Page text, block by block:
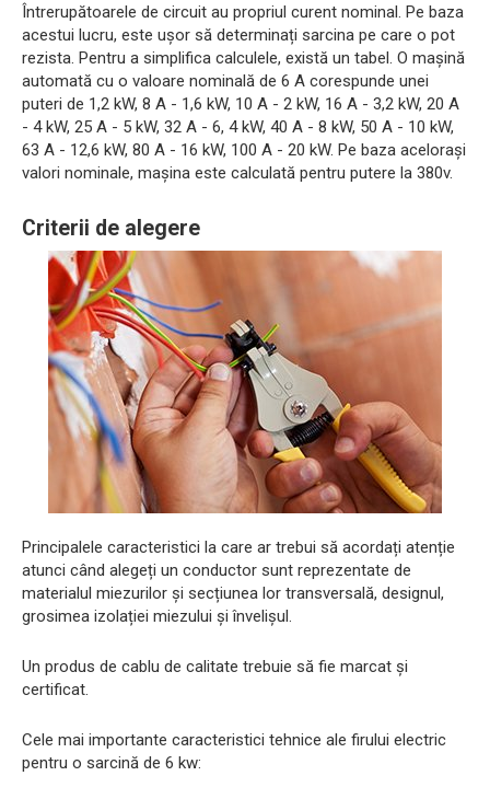
Întrerupătoarele de circuit au propriul curent nominal. Pe baza
acestui lucru, este ușor să determinați sarcina pe care o pot
rezista. Pentru a simplifica calculele, există un tabel. O mașină
automată cu o valoare nominală de 6 A corespunde unei
puteri de 1,2 kW, 8 A - 1,6 kW, 10 A - 2 kW, 16 A - 3,2 kW, 20 A
- 4 kW, 25 A - 5 kW, 32 A - 6, 4 kW, 40 A - 8 kW, 50 A - 10 kW,
63 A - 12,6 kW, 80 A - 16 kW, 100 A - 20 kW. Pe baza acelorași
valori nominale, mașina este calculată pentru putere la 380v.
Criterii de alegere
Principalele caracteristici la care ar trebui să acordați atenție
atunci când alegeți un conductor sunt reprezentate de
materialul miezurilor și secțiunea lor transversală, designul,
grosimea izolației miezului și învelișul.
Un produs de cablu de calitate trebuie să fie marcat și
certificat.
Cele mai importante caracteristici tehnice ale firului electric
pentru o sarcină de 6 kw: